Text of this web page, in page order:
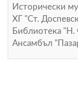
Исторически
ХГ "Ст.
Библиотека
Ансамбъл